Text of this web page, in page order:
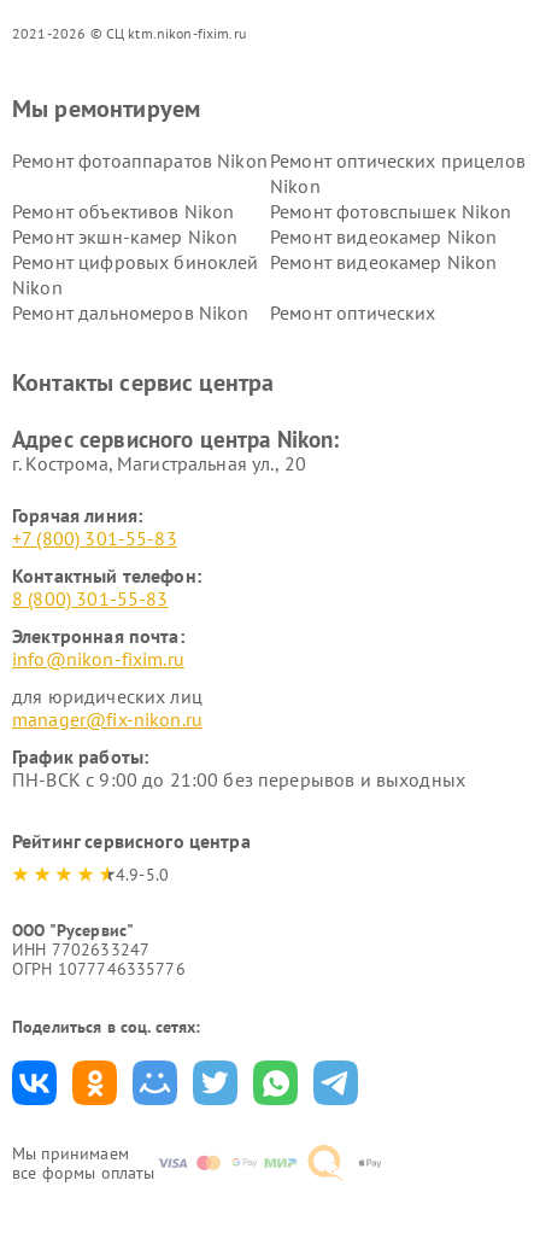
2021-2026 © СЦ ktm.nikon-fixim.ru
Мы принимаем
все формы оплаты
Мы ремонтируем
Ремонт фотоаппаратов Nikon Ремонт оптических прицелов
Nikon
Ремонт объективов Nikon
Ремонт фотовспышек Nikon
Ремонт экшн-камер Nikon
Ремонт видеокамер Nikon
Ремонт цифровых биноклей
Nikon
Ремонт видеокамер Nikon
Ремонт дальномеров Nikon
Ремонт оптических
Контакты сервис центра
Адрес сервисного центра Nikon:
г. Кострома, Магистральная ул., 20
Горячая линия:
+7 (800) 301-55-83
Контактный телефон:
8 (800) 301-55-83
Электронная почта:
info@nikon-fixim.ru
для юридических лиц
manager@fix-nikon.ru
График работы:
ПН-ВСК с 9:00 до 21:00 без перерывов и выходных
Рейтинг сервисного центра
4.9-5.0
ООО "Русервис"
ИНН 7702633247
ОГРН 1077746335776
Поделиться в соц. сетях: